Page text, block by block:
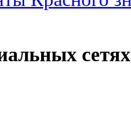
сетях